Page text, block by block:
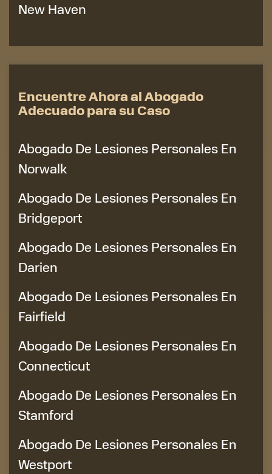
New Haven
Encuentre Ahora al Abogado
Adecuado para su Caso
Abogado De Lesiones Personales En
Norwalk
Abogado De Lesiones Personales En
Bridgeport
Abogado De Lesiones Personales En
Darien
Abogado De Lesiones Personales En
Fairfield
Abogado De Lesiones Personales En
Connecticut
Abogado De Lesiones Personales En
Stamford
Abogado De Lesiones Personales En
Westport